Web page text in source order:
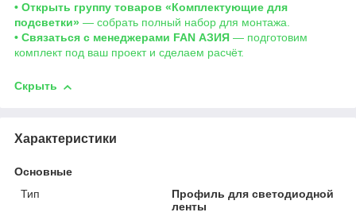
• Открыть группу товаров «Комплектующие для
подсветки» — собрать полный набор для монтажа.
• Связаться с менеджерами FAN АЗИЯ — подготовим
комплект под ваш проект и сделаем расчёт.
Скрыть
Характеристики
Основные
Тип
Профиль для светодиодной
ленты